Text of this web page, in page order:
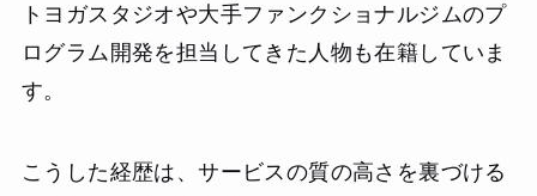
トヨガスタジオや大手ファンクショナルジムのプ
ログラム開発を担当してきた人物も在籍していま
す。
こうした経歴は、サービスの質の高さを裏づける